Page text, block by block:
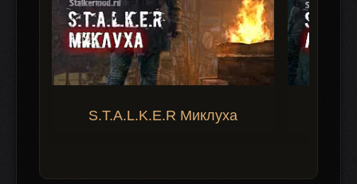
S.T.A.L.K.E.R Миклуха